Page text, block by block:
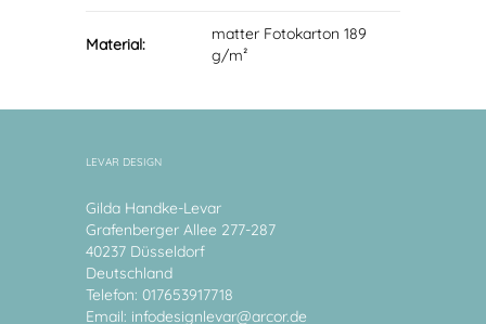
Material:
matter Fotokarton 189
g/m²
LEVAR DESIGN
Gilda Handke-Levar
Grafenberger Allee 277-287
40237 Düsseldorf
Deutschland
Telefon: 017653917718
Email: infodesignlevar@arcor.de